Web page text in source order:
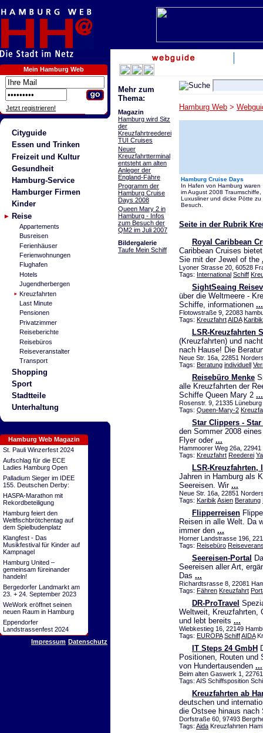
Mein Hamburg Web
Jetzt registrieren!
Cityguide
Essen und Trinken
Freizeit und Kultur
Gesundheit
Hamburg-Service
Hamburger Firmen
Kinder
Reise
Appartements
Busreisen
Ferienhäuser
Ferienwohnungen
Flughafen
Hotels
Jugendherbergen
Kreuzfahrten
Last Minute
Pensionen
Privatzimmer
Reiseberichte
Reisebüros
Reiseveranstalter
Transport
Shopping
Sport
Stadtteile
Unterhaltung
Hamburg Web Magazin
St. Pauli Winzerfest 2024
Aufschlag für die ECE
Ladies Hamburg Open
Palladium Sieger im IDEE
155. Deutschen Derby:
HASPA-Marathon mit
Rekordbeteiligung
Hamburg feiert den
Weltfischbrötchentag auf
dem Spielbudenplatz
Klangfest - Das
Musikfestival für Kinder auf
Kampnagel
Hamburg United –
gemeinsam füreinander
handeln!
Bergedorfer Landmarkt am
23. + 24. September 2023
WeWork eröffnet seinen
neuen Raum in Hamburg
Eppendorfer
Landstrassenfest 2024
Impressum Datenschutz
Mehr zum
Thema:
Magazin
Hamburg wird Sitz
der
Kreuzfahrtreederei
TUI Cruises
Neuer
Kreuzfahrtterminal
entsteht am alten
Anleger der
England-Fähre
Programm der
Hamburg Cruise
Days 2008
Queen Mary 2 in
Hamburg - Infos
zum Besuch der
QM2 im Juli 2007
Bildergalerie
Taufe Mein Schiff
Hamburg Web >
Hamburg Cruise Days
In Hafen von Hamburg waren
im August 2008 Traumschiffe,
Luxusliner und dicke Pötte zu
Besuch.
Seite in der Rubrik
Royal Caribbean
Caribbean Cruises
Sie mit der Jewel of the
Lyoner Strasse 20, 60528
Tags: International Schiff
SightSeaing
über die Weltmeere -
Schiffe, informationen ...
Flotowstraße 9, 22083
Tags: KreuzfahrtAIDA Karibik
LSR-Kreuzfahrten
(Kreuzfahrten) und
nach Hause! Die
Neue Str. 16a, 22851
Tags: Beratung individuell
Reisebüro Menke
alle Kreuzfahrten der
Schiffe Queen Mary 2 ...
Rosenstr. 9, 21335 Lüneburg
Tags: Queen-Mary-2
Star Clippers -
den Sommer 2008
Flyer oder ...
Hammoorer Weg 26a, 22941
Tags: Kreuzfahrt Reederei
LSR-Kreuzfahrten,
Jahren in Hamburg als
Seereisen. Wir ...
Neue Str. 16a, 22851
Tags: Karibik Asien Beratung
Flipperreisen
Reisen in alle Welt. Da
immer den ...
Horner Landstrasse 196,
Tags: Reisebüro
Seereisen-Portal
Seereisen aller Art,
Das ...
Richardtsrasse 8, 22081
Tags: Fähren Kreuzfahrt
DR-ProTravel
Weltweit, Kreuzfahrten,
und lebt bereits ...
Wiebkestieg 16, 22149
Tags: EUROPA SchiffAIDA
IT Steps 24 GmbH
Positionen, Routen und
von Hundertausenden ...
Beim alten Gaswerk 1,
Tags: AIS Schiffsposition
Kreuzfahrten ab
deutschen und
die Ostsee hinaus
Dorfstraße 60, 97493
Tags: Aida Kreuzfahrten